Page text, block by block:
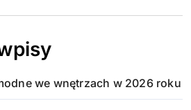
we wnętrzach w 2026 roku